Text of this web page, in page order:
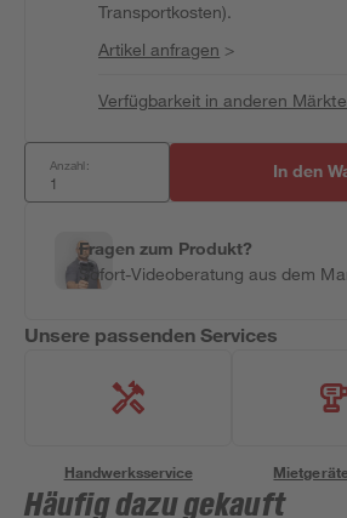
Transportkosten).
Artikel anfragen >
Verfügbarkeit in anderen
Anzahl: In den
Fragen zum Produkt?
Sofort-Videoberatung aus dem
Unsere passenden Services
Handwerksservice
Häufig dazu gekauft